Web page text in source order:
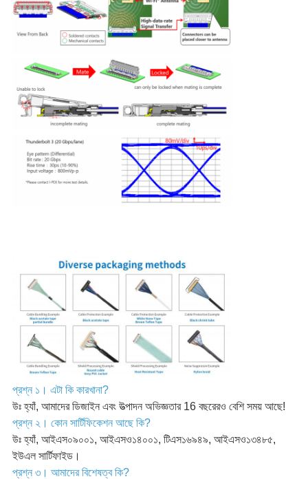
প্রশ্ন ১। এটা কি কারখানা?
উঃ হ্যাঁ, আমাদের ডিজাইন এবং উত্পাদন অভিজ্ঞতার 16 বছরেরও বেশি সময় আছে!
প্রশ্ন ২। কোন সার্টিফিকেশন আছে কি?
উঃ হ্যাঁ, আইএস০৯০০১, আইএসও১৪০০১, টিএস১৬৯৪৯, আইএসও১৩৪৮৫,
ইউএল সার্টিফাইড।
প্রশ্ন ৩। আমাদের বিশেষত্ব কি?